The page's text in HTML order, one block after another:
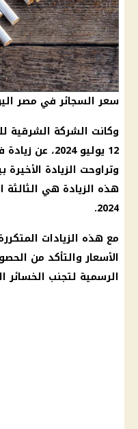
سعر السجائر في مصر
وكانت الشركة الشرقية
12 يوليو
هذه الزيادة هي الثالثة
2024.
مع هذه الزيادات
الأسعار والتأكد من
الرسمية لتجنب الخسائر